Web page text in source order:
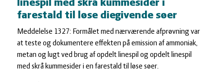
linespil med skrå kummesider i
farestald til løse diegivende søer
Meddelelse 1327: Formålet med nærværende afprøvning var
at teste og dokumentere effekten på emission af ammoniak,
metan og lugt ved brug af opdelt linespil og opdelt linespil
med skrå kummesider i en farestald til løse søer.